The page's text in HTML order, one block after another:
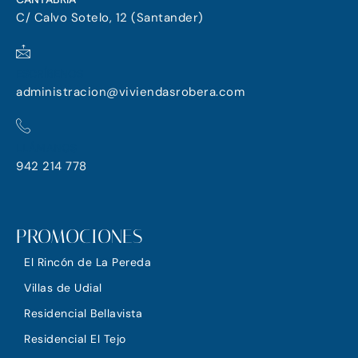
C/ Calvo Sotelo, 12 (Santander)
administracion@viviendasrobera.com
942 214 778
PROMOCIONES
El Rincón de La Pereda
Villas de Udial
Residencial Bellavista
Residencial El Tejo